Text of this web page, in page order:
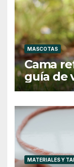
MASCOTAS
Cama
guía de
MATERIALES Y